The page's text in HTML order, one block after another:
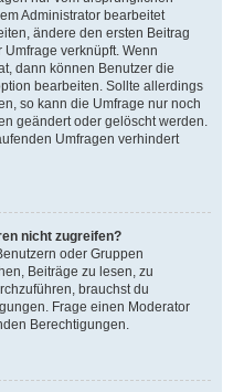
Administrator bearbeitet
ändere den ersten Beitrag
verknüpft. Wenn
dann können Benutzer die
bearbeiten. Sollte allerdings
so kann die Umfrage nur noch
geändert oder gelöscht werden.
Umfragen verhindert
nicht zugreifen?
oder Gruppen
Beiträge zu lesen, zu
brauchst du
Frage einen Moderator
Berechtigungen.